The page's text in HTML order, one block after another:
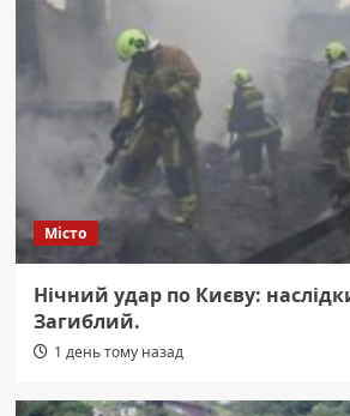
Місто
Нічний удар по Києву:
Загиблий.
1 день тому назад